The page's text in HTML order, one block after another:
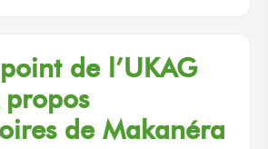
de l’UKAG
propos
de Makanéra